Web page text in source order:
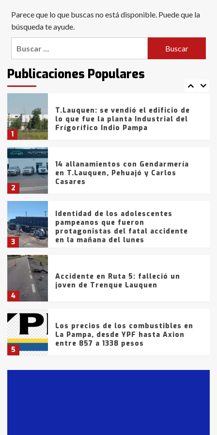
Parece que lo que buscas no está disponible. Puede que la
búsqueda te ayude.
Publicaciones Populares
6
con lluvias y heladas, en gran parte
de la provincia
intentaron evadir a la Policía
fueron detenidos por
comercialización de drogas en la
tarde del sábado
1
T.Lauquen: se vendió el edificio de
lo que fue la planta Industrial del
Frígorífico Indio Pampa
2
14 allanamientos con Gendarmería
en T.Lauquen, Pehuajó y Carlos
Casares
3
Identidad de los adolescentes
pampeanos que fueron
protagonistas del fatal accidente
en la mañana del lunes
4
Accidente en Ruta 5: falleció un
joven de Trenque Lauquen
5
Los precios de los combustibles en
La Pampa, desde YPF hasta Axion
entre 857 a 1338 pesos